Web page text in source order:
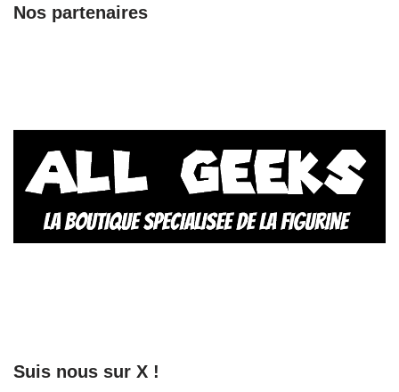
Nos partenaires
Suis nous sur X !